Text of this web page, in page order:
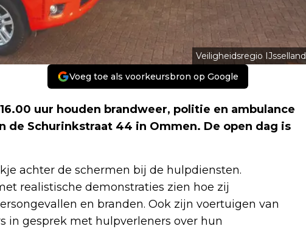
Veiligheidsregio IJsselland
Voeg toe als voorkeursbron op Google
uur houden brandweer, politie en ambulance
de Schurinkstraat 44 in Ommen. De open dag is
achter de schermen bij de hulpdiensten.
realistische demonstraties zien hoe zij
en branden. Ook zijn voertuigen van
in gesprek met hulpverleners over hun